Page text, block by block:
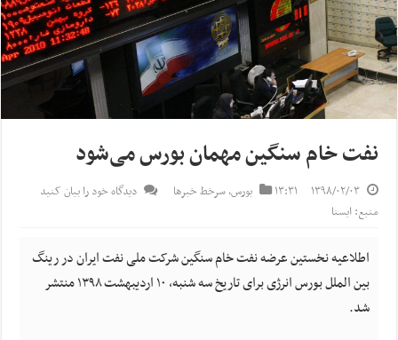
نفت خام سنگین مهمان بورس می‌شود
۱۳۹۸/۰۲/۰۳ ۱۳:۳۱ بورس,سرخط خبرها
دیدگاه خود را بیان کنید
منبع: ایسنا
اطلاعیه نخستین عرضه نفت‌ خام سنگین شرکت ملی نفت ایران در رینگ
بین الملل بورس انرژی برای تاریخ سه شنبه، ۱۰ اردیبهشت ۱۳۹۸ منتشر
شد.